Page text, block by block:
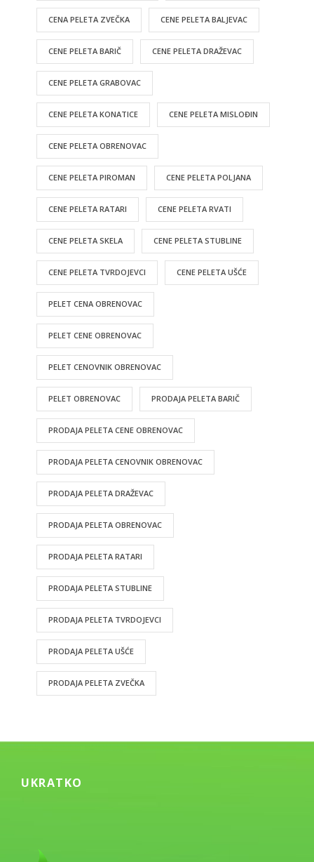
CENA PELETA ZVEČKA CENE PELETA BALJEVAC
CENE PELETA BARIČ CENE PELETA DRAŽEVAC
CENE PELETA GRABOVAC
CENE PELETA KONATICE CENE PELETA MISLOĐIN
CENE PELETA OBRENOVAC
CENE PELETA PIROMAN CENE PELETA POLJANA
CENE PELETA RATARI CENE PELETA RVATI
CENE PELETA SKELA CENE PELETA STUBLINE
CENE PELETA TVRDOJEVCI CENE PELETA UŠĆE
PELET CENA OBRENOVAC
PELET CENE OBRENOVAC
PELET CENOVNIK OBRENOVAC
PELET OBRENOVAC PRODAJA PELETA BARIČ
PRODAJA PELETA CENE OBRENOVAC
PRODAJA PELETA CENOVNIK OBRENOVAC
PRODAJA PELETA DRAŽEVAC
PRODAJA PELETA OBRENOVAC
PRODAJA PELETA RATARI
PRODAJA PELETA STUBLINE
PRODAJA PELETA TVRDOJEVCI
PRODAJA PELETA UŠĆE
PRODAJA PELETA ZVEČKA
UKRATKO